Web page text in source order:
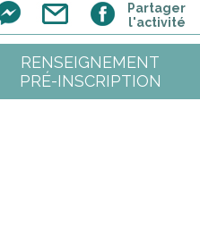
Partager
l'activité
RENSEIGNEMENT
PRÉ-INSCRIPTION